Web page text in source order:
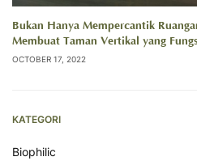
Bukan Hanya Mempercantik
Membuat Taman Vertikal yang
OCTOBER 17, 2022
KATEGORI
Biophilic